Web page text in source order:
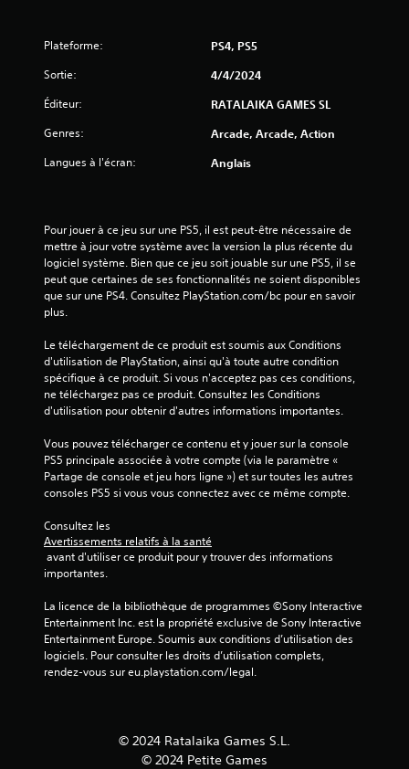
v
i
s
Plateforme: PS4, PS5
Sortie: 4/4/2024
Éditeur: RATALAIKA GAMES SL
Genres: Arcade, Arcade, Action
Langues à l'écran: Anglais
Pour jouer à ce jeu sur une PS5, il est peut-être nécessaire de
mettre à jour votre système avec la version la plus récente du
logiciel système. Bien que ce jeu soit jouable sur une PS5, il se
peut que certaines de ses fonctionnalités ne soient disponibles
que sur une PS4. Consultez PlayStation.com/bc pour en savoir
plus.
Le téléchargement de ce produit est soumis aux Conditions
d'utilisation de PlayStation, ainsi qu'à toute autre condition
spécifique à ce produit. Si vous n'acceptez pas ces conditions,
ne téléchargez pas ce produit. Consultez les Conditions
d'utilisation pour obtenir d'autres informations importantes.
Vous pouvez télécharger ce contenu et y jouer sur la console
PS5 principale associée à votre compte (via le paramètre «
Partage de console et jeu hors ligne ») et sur toutes les autres
consoles PS5 si vous vous connectez avec ce même compte.
Consultez les
Avertissements relatifs à la santé
importantes.
La licence de la bibliothèque de programmes ©Sony Interactive
Entertainment Inc. est la propriété exclusive de Sony Interactive
Entertainment Europe. Soumis aux conditions d’utilisation des
logiciels. Pour consulter les droits d’utilisation complets,
rendez-vous sur eu.playstation.com/legal.
© 2024 Ratalaika Games S.L.
© 2024 Petite Games